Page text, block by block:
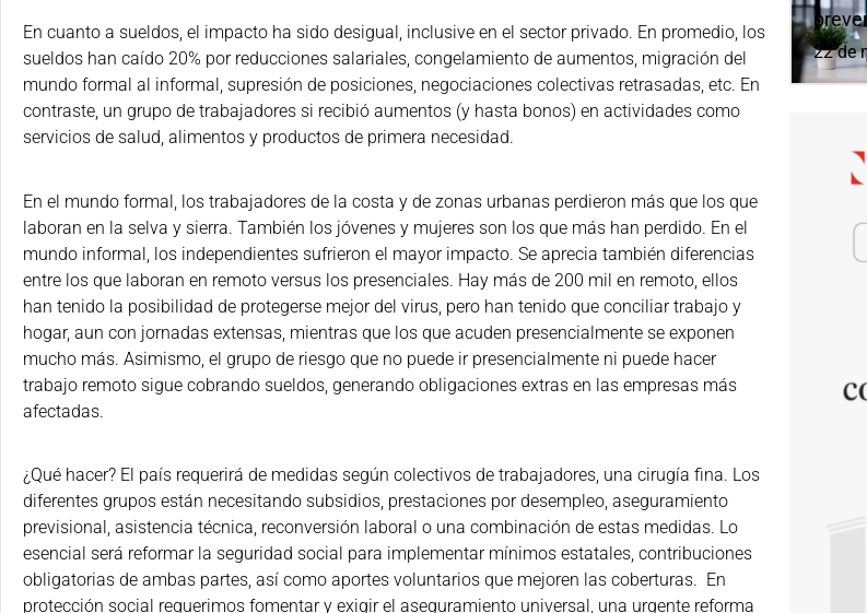
En cuanto a sueldos, el impacto ha sido desigual, inclusive en el sector privado. En promedio, los
sueldos han caído 20% por reducciones salariales, congelamiento de aumentos, migración del
mundo formal al informal, supresión de posiciones, negociaciones colectivas retrasadas, etc. En
contraste, un grupo de trabajadores si recibió aumentos (y hasta bonos) en actividades como
servicios de salud, alimentos y productos de primera necesidad.
En el mundo formal, los trabajadores de la costa y de zonas urbanas perdieron más que los que
laboran en la selva y sierra. También los jóvenes y mujeres son los que más han perdido. En el
mundo informal, los independientes sufrieron el mayor impacto. Se aprecia también diferencias
entre los que laboran en remoto versus los presenciales. Hay más de 200 mil en remoto, ellos
han tenido la posibilidad de protegerse mejor del virus, pero han tenido que conciliar trabajo y
hogar, aun con jornadas extensas, mientras que los que acuden presencialmente se exponen
mucho más. Asimismo, el grupo de riesgo que no puede ir presencialmente ni puede hacer
trabajo remoto sigue cobrando sueldos, generando obligaciones extras en las empresas más
afectadas.
¿Qué hacer? El país requerirá de medidas según colectivos de trabajadores, una cirugía fina. Los
diferentes grupos están necesitando subsidios, prestaciones por desempleo, aseguramiento
previsional, asistencia técnica, reconversión laboral o una combinación de estas medidas. Lo
esencial será reformar la seguridad social para implementar mínimos estatales, contribuciones
obligatorias de ambas partes, así como aportes voluntarios que mejoren las coberturas. En
protección social requerimos fomentar y exigir el aseguramiento universal, una urgente reforma
22 de